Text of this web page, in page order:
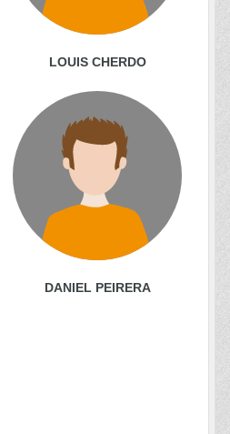
LOUIS CHERDO
DANIEL PEIRERA